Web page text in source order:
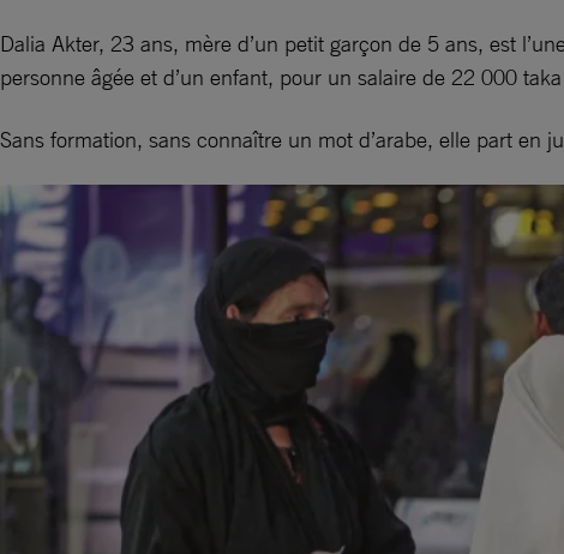
Dalia Akter, 23 ans, mère d’un petit garçon de 5 ans, est
personne âgée et d’un enfant, pour un salaire de 22 000
Sans formation, sans connaître un mot d’arabe, elle part en